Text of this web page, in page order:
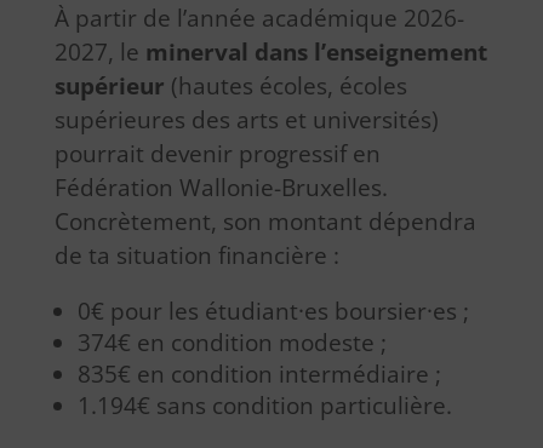
À partir de l’année académique 2026-
2027, le minerval dans l’enseignement
supérieur (hautes écoles, écoles
supérieures des arts et universités)
pourrait devenir progressif en
Fédération Wallonie-Bruxelles.
Concrètement, son montant dépendra
de ta situation financière :
0€ pour les étudiant·es boursier·es ;
374€ en condition modeste ;
835€ en condition intermédiaire ;
1.194€ sans condition particulière.